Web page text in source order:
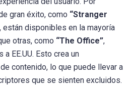
gran éxito, como “Stranger
, están disponibles en la mayoría
otras, como “The Office”,
EE.UU. Esto crea un
contenido, lo que puede llevar a
que se sienten excluidos.